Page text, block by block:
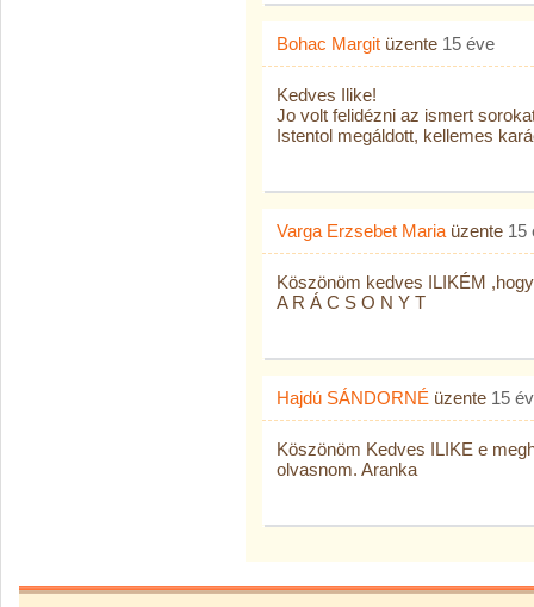
Bohac Margit üzente 15 éve
Kedves Ilike!
Jo volt felidézni az ismert
Istentol megáldott, kellemes
Varga Erzsebet Maria üzente 15
Köszönöm kedves ILIKÉM
A R Á C S O N Y T
Hajdú SÁNDORNÉ üzente 15
Köszönöm Kedves ILIKE e
olvasnom. Aranka